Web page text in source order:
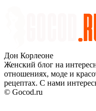
Дон Корлеоне
Женский блог на
отношениях, моде и
рецептах. С нами
© Gocod.ru